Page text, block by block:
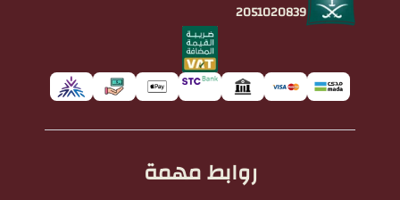
2051020839
روابط مهمة